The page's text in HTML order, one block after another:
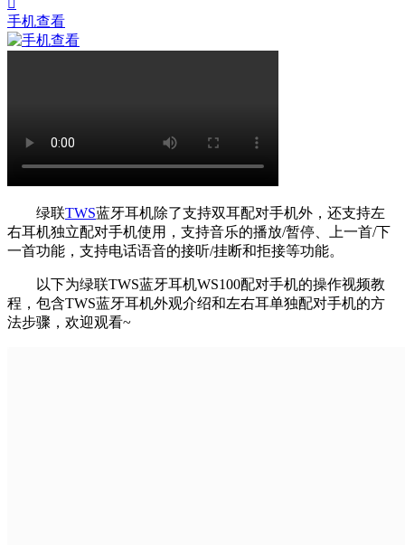
手机查看
绿联TWS蓝牙耳机除了支持双耳配对手机外，还支持左
右耳机独立配对手机使用，支持音乐的播放/暂停、上一首/下
一首功能，支持电话语音的接听/挂断和拒接等功能。
以下为绿联TWS蓝牙耳机WS100配对手机的操作视频教
程，包含TWS蓝牙耳机外观介绍和左右耳单独配对手机的方
法步骤，欢迎观看~